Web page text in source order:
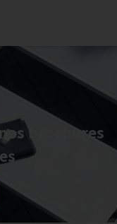
brochures